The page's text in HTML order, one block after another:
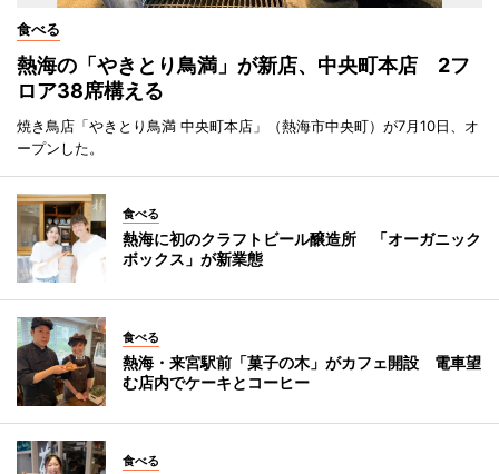
食べる
熱海の「やきとり鳥満」が新店、中央町本店 2フ
ロア38席構える
焼き鳥店「やきとり鳥満 中央町本店」（熱海市中央町）が7月10日、オ
ープンした。
食べる
熱海に初のクラフトビール醸造所 「オーガニック
ボックス」が新業態
食べる
熱海・来宮駅前「菓子の木」がカフェ開設 電車望
む店内でケーキとコーヒー
食べる